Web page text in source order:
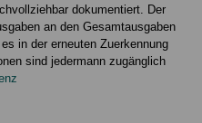
dokumentiert. Der
an den Gesamtausgaben
in der erneuten Zuerkennung
sind jedermann zugänglich